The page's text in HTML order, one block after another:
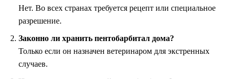
Нет. Во всех странах требуется рецепт или специальное
разрешение.
Законно ли хранить пентобарбитал дома?
Только если он назначен ветеринаром для экстренных
случаев.